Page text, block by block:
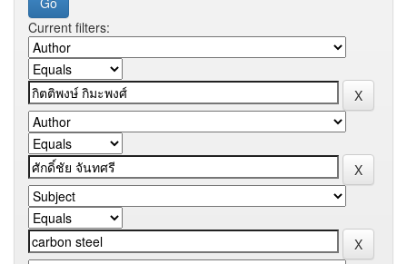
Current filters: